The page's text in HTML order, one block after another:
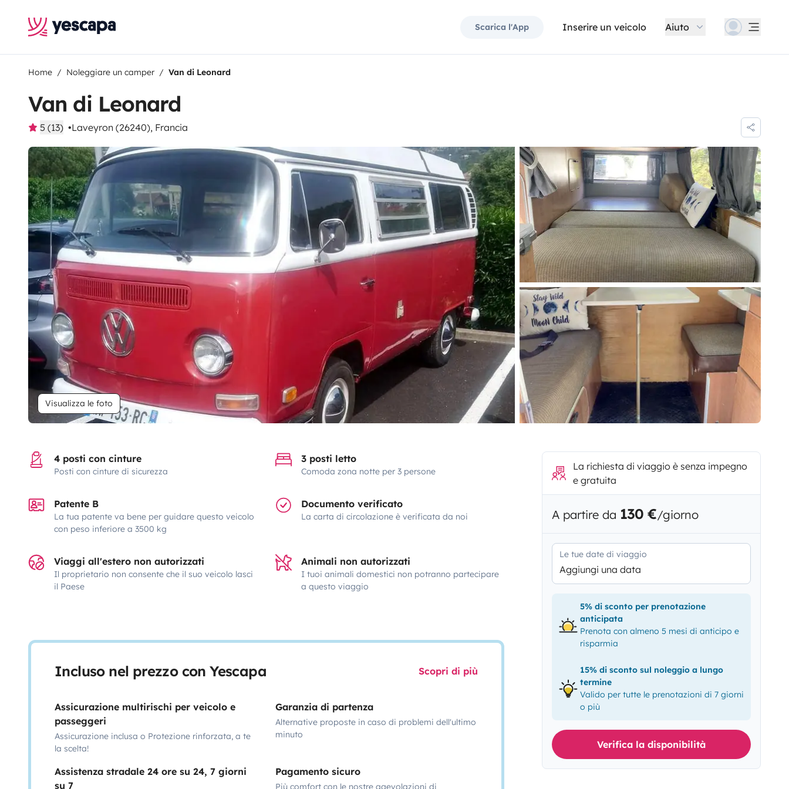
Scarica l'App Inserire un veicolo Aiuto
Home Noleggiare un camper Van di Leonard
Van di Leonard
5 (13) Laveyron (26240), Francia
Visualizza le foto
4 posti con cinture
Posti con cinture di sicurezza
3 posti letto
Comoda zona notte per 3 persone
Patente B
La tua patente va bene per guidare questo veicolo
con peso inferiore a 3500 kg
Documento verificato
La carta di circolazione è verificata da noi
Viaggi all'estero non autorizzati
Il proprietario non consente che il suo veicolo lasci
il Paese
Animali non autorizzati
I tuoi animali domestici non potranno partecipare
a questo viaggio
Incluso nel prezzo con Yescapa Scopri di più
Assicurazione multirischi per veicolo e
passeggeri
Assicurazione inclusa o Protezione rinforzata, a te
la scelta!
Garanzia di partenza
Alternative proposte in caso di problemi dell'ultimo
minuto
Assistenza stradale 24 ore su 24, 7 giorni
su 7
Pagamento sicuro
Più comfort con le nostre agevolazioni di
La richiesta di viaggio è senza impegno
e gratuita
A partire da 130 €/giorno
Le tue date di viaggio
Aggiungi una data
5% di sconto per prenotazione
anticipata
Prenota con almeno 5 mesi di anticipo e
risparmia
15% di sconto sul noleggio a lungo
termine
Valido per tutte le prenotazioni di 7 giorni
o più
Verifica la disponibilità